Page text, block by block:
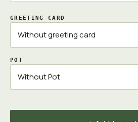
GREETING CARD
POT